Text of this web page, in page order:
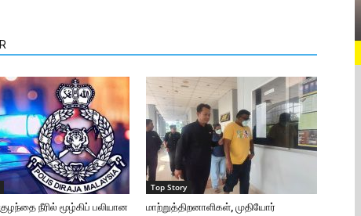
நீரில் மூழ்கிப் பலியான
Top Story
மாற்றுத்திறனாளிகள், முதியோர்